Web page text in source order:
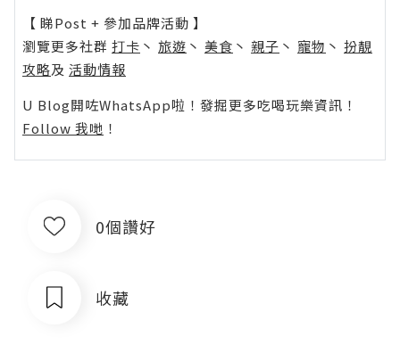
【 睇Post + 參加品牌活動 】
瀏覽更多社群 打卡 丶 旅遊 丶 美食 丶 親子 丶 寵物 丶 扮靚
攻略及 活動情報
U Blog開咗WhatsApp啦！發掘更多吃喝玩樂資訊！
Follow 我哋 ！
0個讚好
收藏